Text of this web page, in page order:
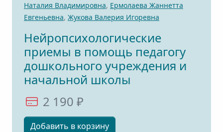
Наталия Владимировна, Ермолаева Жаннетта
Евгеньевна, Жукова Валерия Игоревна
Нейропсихологические
приемы в помощь педагогу
дошкольного учреждения и
начальной школы
2 190 ₽
Добавить в корзину